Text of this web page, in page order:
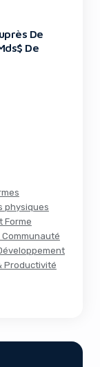
De
De
physiques
Forme
Communauté
Productivité